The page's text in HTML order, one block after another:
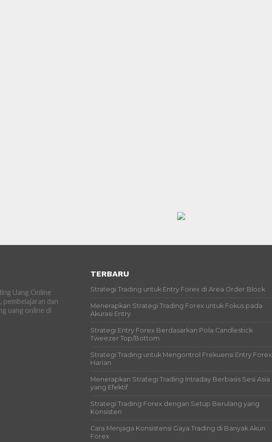
Uang Online
pembelajaran dan
uang online di
TERBARU
Strategi Trading untuk Entry Forex di Area Order Block
Menerapkan Strategi Trading Forex untuk Fokus pada
Akurasi Entry
Strategi Entry Forex Berdasarkan Pola Candlestick
Tweezer Top/Bottom
Strategi Trading untuk Mengontrol Frekuensi Entry Forex
Harian
Menerapkan Strategi Trading Intraday Berbasis Sesi Asia
yang Efektif
Strategi Trading Forex dengan Setup Berulang yang
Konsisten
Cara Menjaga Konsistensi Gaya Trading di Banyak Akun
Forex